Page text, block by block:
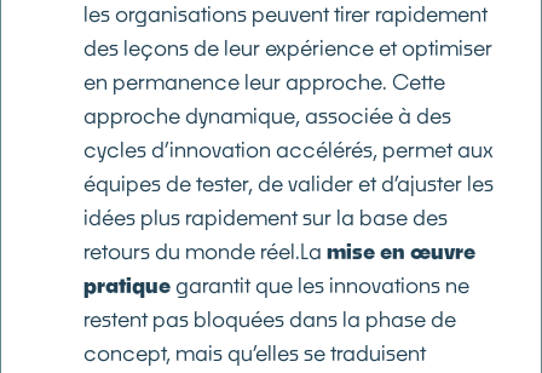
les organisations peuvent tirer rapidement
des leçons de leur expérience et optimiser
en permanence leur approche. Cette
approche dynamique, associée à des
cycles d’innovation accélérés, permet aux
équipes de tester, de valider et d’ajuster les
idées plus rapidement sur la base des
retours du monde réel.La mise en œuvre
pratiquegarantit que les innovations ne
restent pas bloquées dans la phase de
concept, mais qu’elles se traduisent